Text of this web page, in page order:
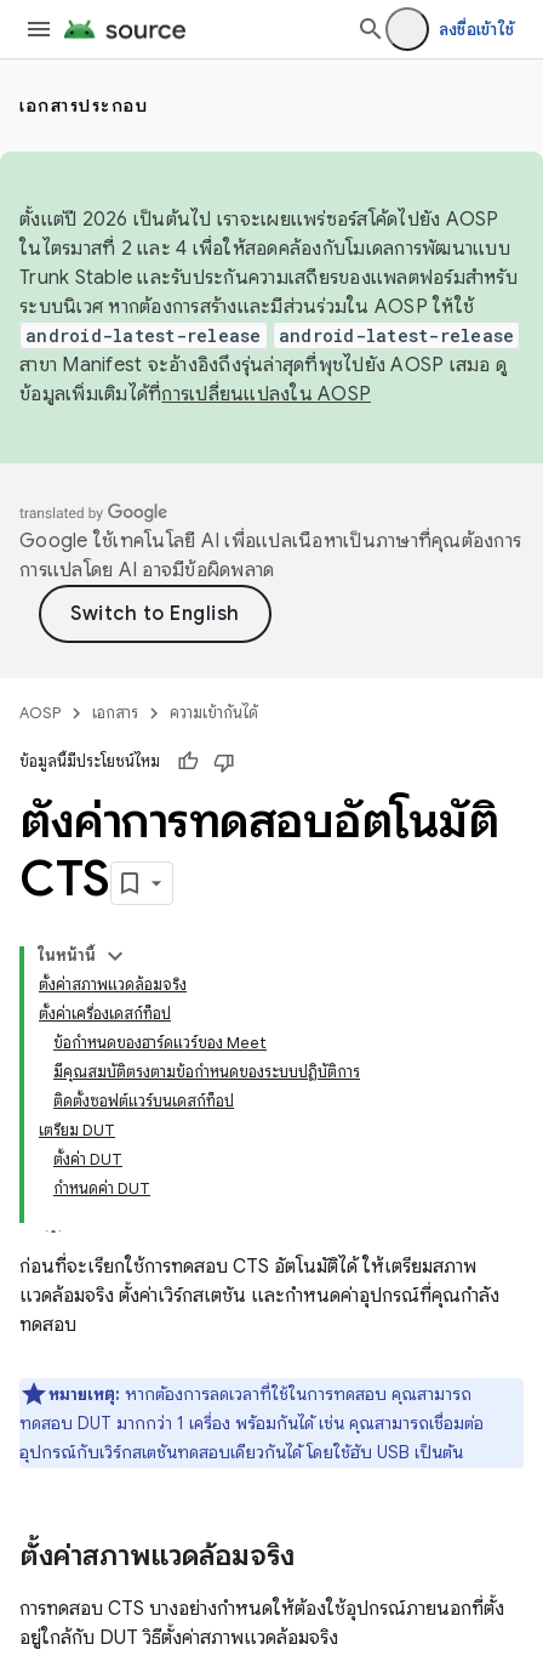
ลงชื่อเข้าใช้
เอกสารประกอบ
ตั้งแต่ปี 2026 เป็นต้นไป เราจะเผยแพร่ซอร์สโค้ดไปยัง AOSP
ในไตรมาสที่ 2 และ 4 เพื่อให้สอดคล้องกับโมเดลการพัฒนาแบบ
Trunk Stable และรับประกันความเสถียรของแพลตฟอร์มสำหรับ
ระบบนิเวศ หากต้องการสร้างและมีส่วนร่วมใน AOSP ให้ใช้
android-latest-release android-latest-release
สาขา Manifest จะอ้างอิงถึงรุ่นล่าสุดที่พุชไปยัง AOSP เสมอ ดู
ข้อมูลเพิ่มเติมได้ที่การเปลี่ยนแปลงใน AOSP
Google ใช้เทคโนโลยี AI เพื่อแปลเนื้อหาเป็นภาษาที่คุณต้องการ
การแปลโดย AI อาจมีข้อผิดพลาด
AOSP เอกสาร ความเข้ากันได้
ข้อมูลนี้มีประโยชน์ไหม
ตั้งค่าการทดสอบอัตโนมัติ
CTS
ในหน้านี้
ตั้งค่าสภาพแวดล้อมจริง
ตั้งค่าเครื่องเดสก์ท็อป
ข้อกำหนดของฮาร์ดแวร์ของ Meet
มีคุณสมบัติตรงตามข้อกำหนดของระบบปฏิบัติการ
ติดตั้งซอฟต์แวร์บนเดสก์ท็อป
เตรียม DUT
ตั้งค่า DUT
กำหนดค่า DUT
ก่อนที่จะเรียกใช้การทดสอบ CTS อัตโนมัติได้ ให้เตรียมสภาพ
แวดล้อมจริง ตั้งค่าเวิร์กสเตชัน และกำหนดค่าอุปกรณ์ที่คุณกำลัง
ทดสอบ
หมายเหตุ: หากต้องการลดเวลาที่ใช้ในการทดสอบ คุณสามารถ
ทดสอบ DUT มากกว่า 1 เครื่อง พร้อมกันได้ เช่น คุณสามารถเชื่อมต่อ
อุปกรณ์กับเวิร์กสเตชันทดสอบเดียวกันได้ โดยใช้ฮับ USB เป็นต้น
ตั้งค่าสภาพแวดล้อมจริง
การทดสอบ CTS บางอย่างกำหนดให้ต้องใช้อุปกรณ์ภายนอกที่ตั้ง
อยู่ใกล้กับ DUT วิธีตั้งค่าสภาพแวดล้อมจริง